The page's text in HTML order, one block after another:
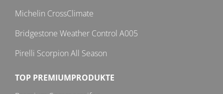
Michelin CrossClimate
Bridgestone Weather Control A005
Pirelli Scorpion All Season
TOP PREMIUMPRODUKTE